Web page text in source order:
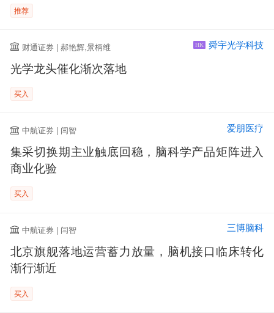
推荐
财通证券 | 郝艳辉,景柄维 HK 舜宇光学科技
光学龙头催化渐次落地
买入
中航证券 | 闫智 爱朋医疗
集采切换期主业触底回稳，脑科学产品矩阵进入
商业化验
买入
中航证券 | 闫智 三博脑科
北京旗舰落地运营蓄力放量，脑机接口临床转化
渐行渐近
买入